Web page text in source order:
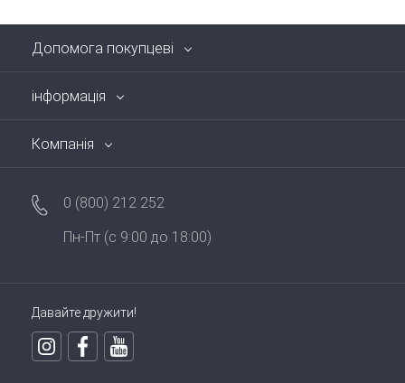
Допомога покупцеві
інформація
Компанія
0 (800) 212 252
Пн-Пт (с 9:00 до 18:00)
Давайте дружити!